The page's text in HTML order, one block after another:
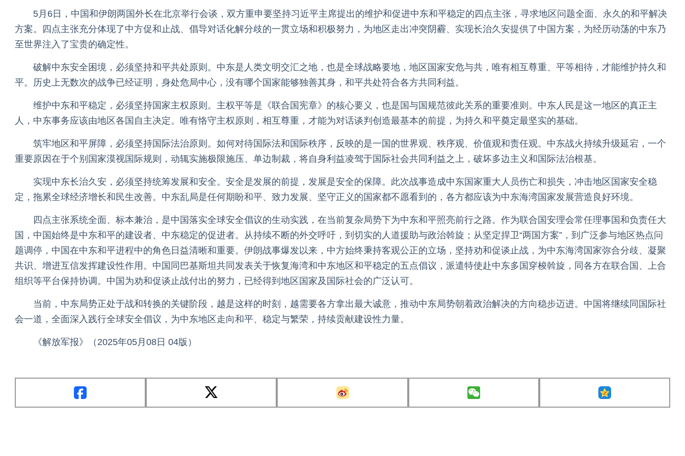
5月6日，中国和伊朗两国外长在北京举行会谈，双方重申要坚持习近平主席提出的维护和促进中东和平稳定的四点主张，寻求地区问题全面、永久的和平解决
方案。四点主张充分体现了中方促和止战、倡导对话化解分歧的一贯立场和积极努力，为地区走出冲突阴霾、实现长治久安提供了中国方案，为经历动荡的中东乃
至世界注入了宝贵的确定性。
破解中东安全困境，必须坚持和平共处原则。中东是人类文明交汇之地，也是全球战略要地，地区国家安危与共，唯有相互尊重、平等相待，才能维护持久和
平。历史上无数次的战争已经证明，身处危局中心，没有哪个国家能够独善其身，和平共处符合各方共同利益。
维护中东和平稳定，必须坚持国家主权原则。主权平等是《联合国宪章》的核心要义，也是国与国规范彼此关系的重要准则。中东人民是这一地区的真正主
人，中东事务应该由地区各国自主决定。唯有恪守主权原则，相互尊重，才能为对话谈判创造最基本的前提，为持久和平奠定最坚实的基础。
筑牢地区和平屏障，必须坚持国际法治原则。如何对待国际法和国际秩序，反映的是一国的世界观、秩序观、价值观和责任观。中东战火持续升级延宕，一个
重要原因在于个别国家漠视国际规则，动辄实施极限施压、单边制裁，将自身利益凌驾于国际社会共同利益之上，破坏多边主义和国际法治根基。
实现中东长治久安，必须坚持统筹发展和安全。安全是发展的前提，发展是安全的保障。此次战事造成中东国家重大人员伤亡和损失，冲击地区国家安全稳
定，拖累全球经济增长和民生改善。中东乱局是任何期盼和平、致力发展、坚守正义的国家都不愿看到的，各方都应该为中东海湾国家发展营造良好环境。
四点主张系统全面、标本兼治，是中国落实全球安全倡议的生动实践，在当前复杂局势下为中东和平照亮前行之路。作为联合国安理会常任理事国和负责任大
国，中国始终是中东和平的建设者、中东稳定的促进者。从持续不断的外交呼吁，到切实的人道援助与政治斡旋；从坚定捍卫“两国方案”，到广泛参与地区热点问
题调停，中国在中东和平进程中的角色日益清晰和重要。伊朗战事爆发以来，中方始终秉持客观公正的立场，坚持劝和促谈止战，为中东海湾国家弥合分歧、凝聚
共识、增进互信发挥建设性作用。中国同巴基斯坦共同发表关于恢复海湾和中东地区和平稳定的五点倡议，派遣特使赴中东多国穿梭斡旋，同各方在联合国、上合
组织等平台保持协调。中国为劝和促谈止战付出的努力，已经得到地区国家及国际社会的广泛认可。
当前，中东局势正处于战和转换的关键阶段，越是这样的时刻，越需要各方拿出最大诚意，推动中东局势朝着政治解决的方向稳步迈进。中国将继续同国际社
会一道，全面深入践行全球安全倡议，为中东地区走向和平、稳定与繁荣，持续贡献建设性力量。
《解放军报》（2025年05月08日 04版）